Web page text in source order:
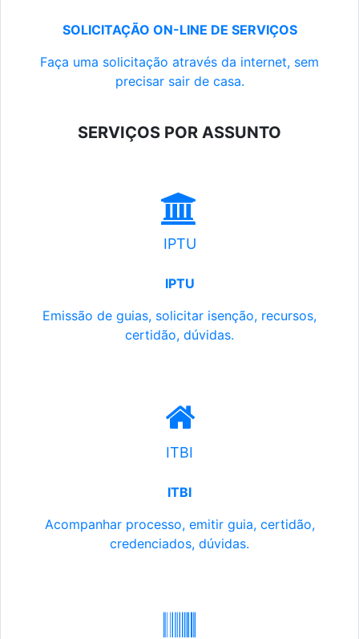
SOLICITAÇÃO ON-LINE DE SERVIÇOS
Faça uma solicitação através da internet, sem
precisar sair de casa.
SERVIÇOS POR ASSUNTO
IPTU
IPTU
Emissão de guias, solicitar isenção, recursos,
certidão, dúvidas.
ITBI
ITBI
Acompanhar processo, emitir guia, certidão,
credenciados, dúvidas.